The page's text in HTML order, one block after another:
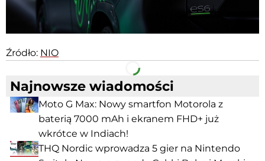
Źródło: NIO
Facebook Telegram
Najnowsze wiadomości
Moto G Max: Nowy smartfon Motorola z
baterią 7000 mAh i ekranem FHD+ już
wkrótce w Indiach!
THQ Nordic wprowadza 5 gier na Nintendo